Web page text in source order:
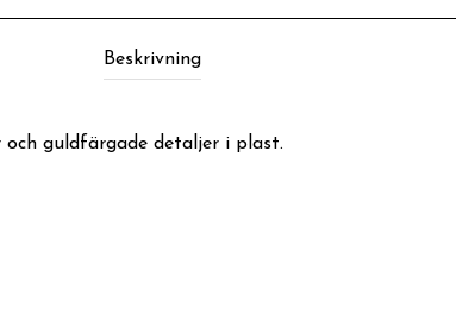
Beskrivning
guldfärgade detaljer i plast.